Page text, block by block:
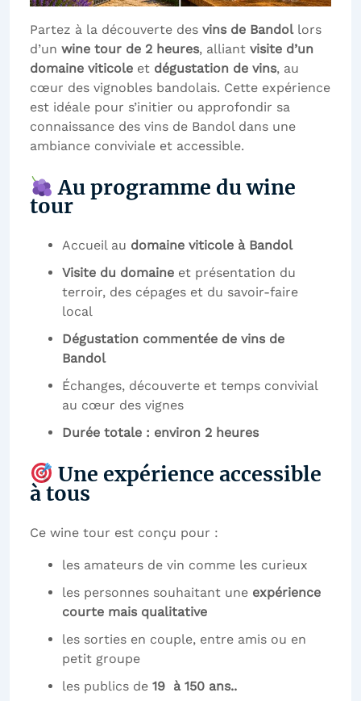
Partez à la découverte des vins de Bandollors
d’un wine tour de 2 heures, alliant visite d’un
domaine viticole et dégustation de vins, au
cœur des vignobles bandolais. Cette expérience
est idéale pour s’initier ou approfondir sa
connaissance des vins de Bandol dans une
ambiance conviviale et accessible.
Au programme du wine
tour
Accueil au domaine viticole à Bandol
Visite du domaine et présentation du
terroir, des cépages et du savoir-faire
local
Dégustation commentée de vins de
Bandol
Échanges, découverte et temps convivial
au cœur des vignes
Durée totale : environ 2 heures
Une expérience accessible
à tous
Ce wine tour est conçu pour :
les amateurs de vin comme les curieux
les personnes souhaitant une expérience
courte mais qualitative
les sorties en couple, entre amis ou en
petit groupe
les publics de 19 à 150 ans..